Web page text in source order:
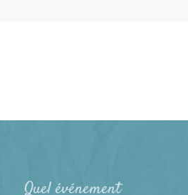
Quel événement